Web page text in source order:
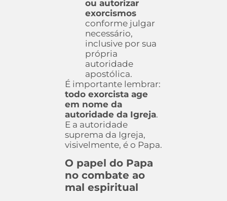
ou autorizar
exorcismos
conforme julgar
necessário,
inclusive por sua
própria
autoridade
apostólica.
É importante lembrar:
todo exorcista age
em nome da
autoridade da Igreja.
E a autoridade
suprema da Igreja,
visivelmente, é o Papa.
O papel do Papa
no combate ao
mal espiritual